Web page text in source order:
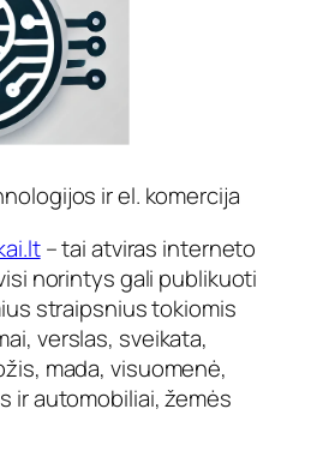
ir el. komercija
– tai atviras interneto
norintys gali publikuoti
straipsnius tokiomis
verslas, sveikata,
mada, visuomenė,
ir automobiliai, žemės